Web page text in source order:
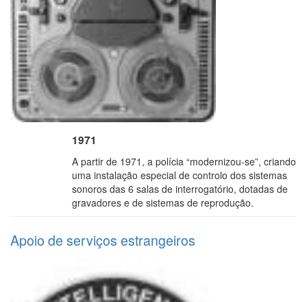
1971
A partir de 1971, a polícia “modernizou-se”, criando
uma instalação especial de controlo dos sistemas
sonoros das 6 salas de interrogatório, dotadas de
gravadores e de sistemas de reprodução.
Apoio de serviços estrangeiros